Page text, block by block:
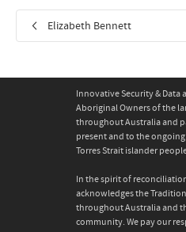
Elizabeth Bennett
Innovative Security &
Aboriginal Owners of the
throughout Australia and
present and to the
Torres Strait islander
In the spirit of
acknowledges the
throughout Australia and
community. We pay our